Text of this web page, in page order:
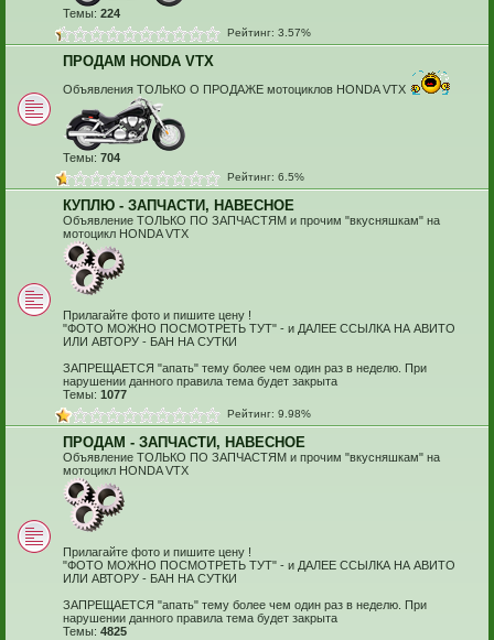
Темы: 224
Рейтинг: 3.57%
ПРОДАМ HONDA VTX
Объявления ТОЛЬКО О ПРОДАЖЕ мотоциклов HONDA VTX
Темы: 704
Рейтинг: 6.5%
КУПЛЮ - ЗАПЧАСТИ, НАВЕСНОЕ
Объявление ТОЛЬКО ПО ЗАПЧАСТЯМ и прочим "вкусняшкам" на
мотоцикл HONDA VTX
Прилагайте фото и пишите цену !
"ФОТО МОЖНО ПОСМОТРЕТЬ ТУТ" - и ДАЛЕЕ ССЫЛКА НА АВИТО
ИЛИ АВТОРУ - БАН НА СУТКИ
ЗАПРЕЩАЕТСЯ "апать" тему более чем один раз в неделю. При
нарушении данного правила тема будет закрыта
Темы: 1077
Рейтинг: 9.98%
ПРОДАМ - ЗАПЧАСТИ, НАВЕСНОЕ
Объявление ТОЛЬКО ПО ЗАПЧАСТЯМ и прочим "вкусняшкам" на
мотоцикл HONDA VTX
Прилагайте фото и пишите цену !
"ФОТО МОЖНО ПОСМОТРЕТЬ ТУТ" - и ДАЛЕЕ ССЫЛКА НА АВИТО
ИЛИ АВТОРУ - БАН НА СУТКИ
ЗАПРЕЩАЕТСЯ "апать" тему более чем один раз в неделю. При
нарушении данного правила тема будет закрыта
Темы: 4825